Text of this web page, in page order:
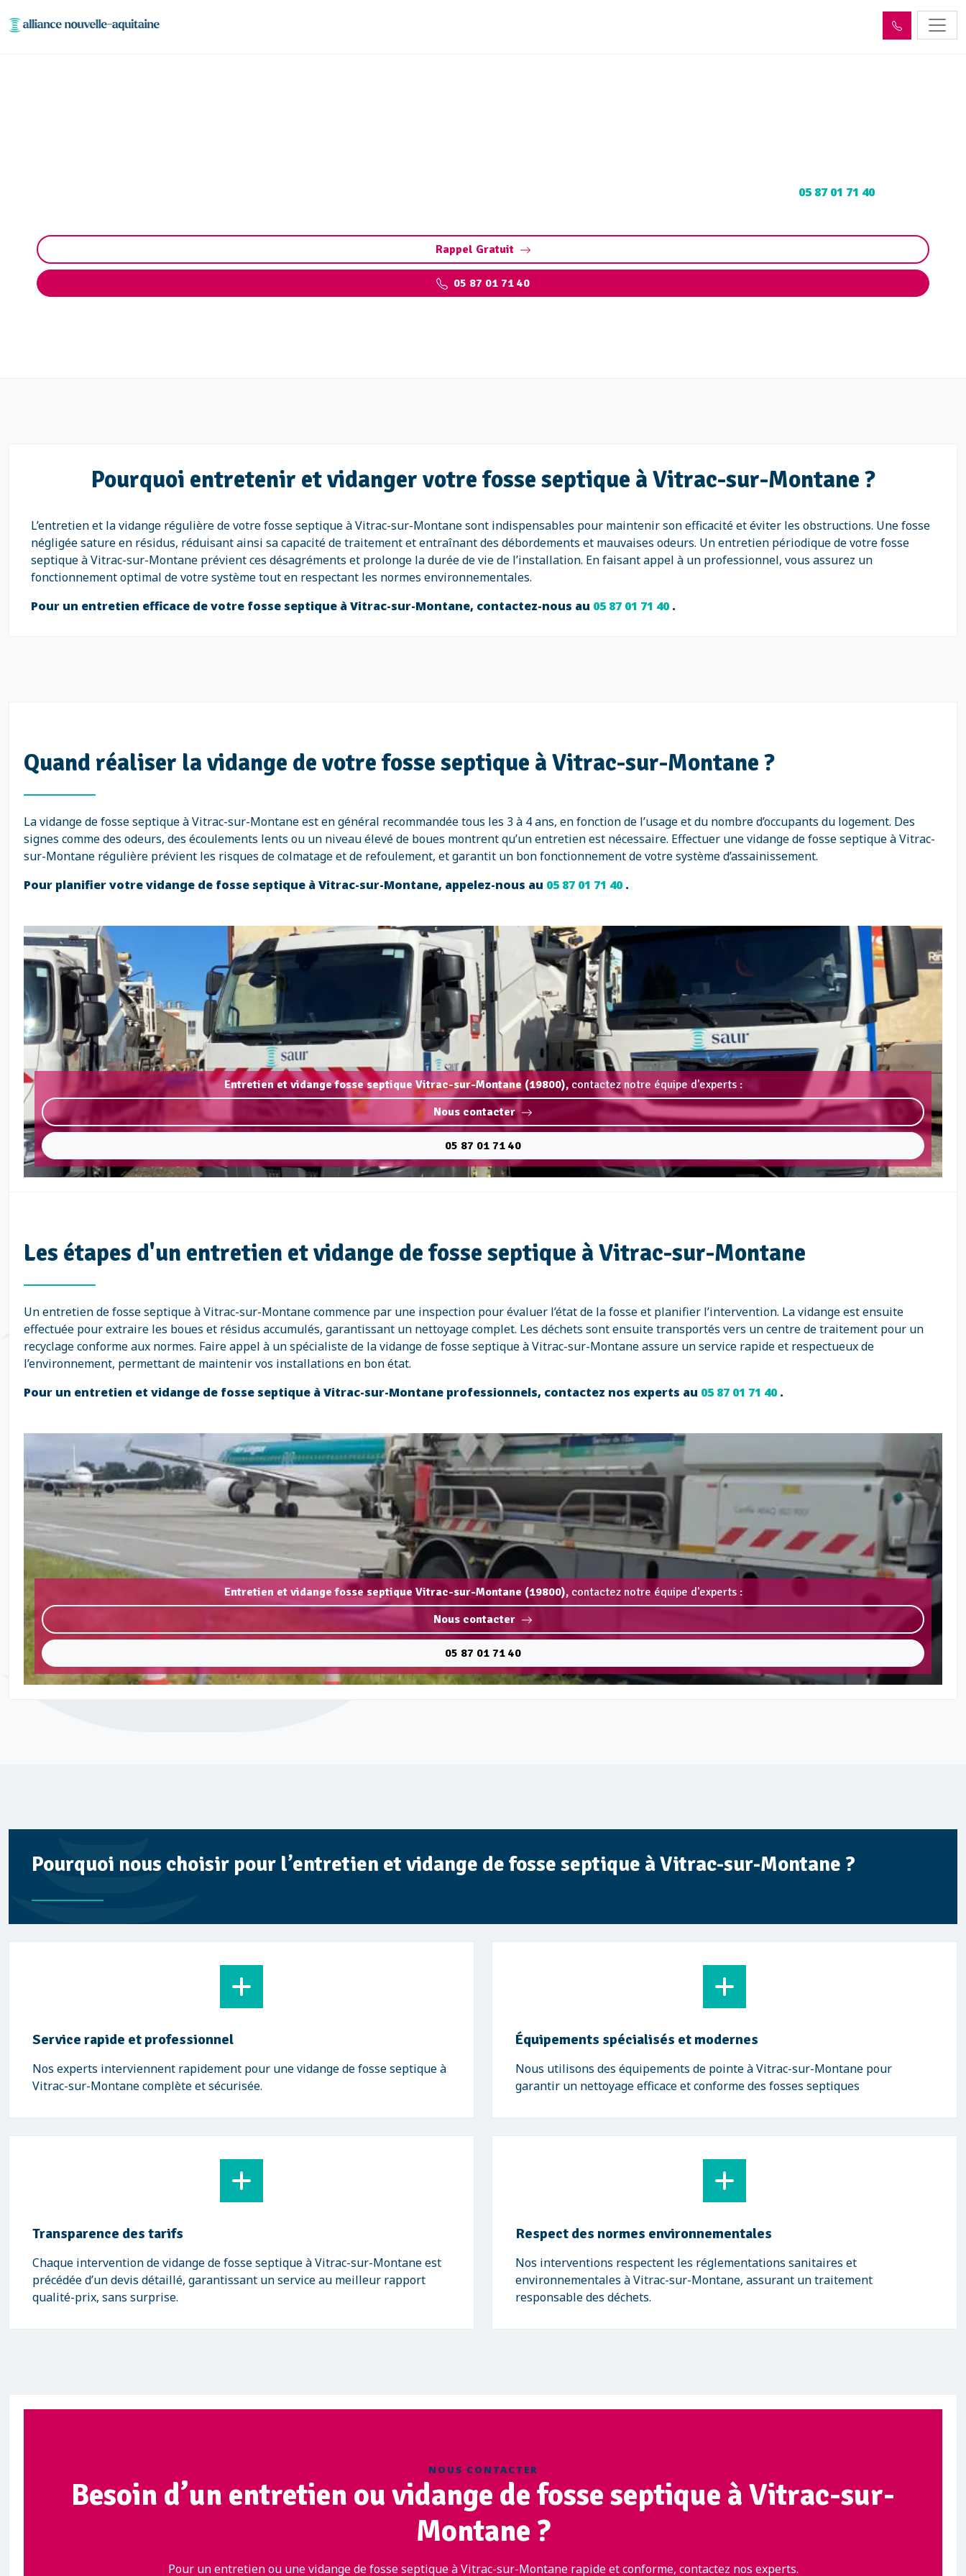
05 87 01 71 40
Rappel Gratuit
05 87 01 71 40
Pourquoi entretenir et vidanger votre fosse septique à Vitrac-sur-Montane ?
L’entretien et la vidange régulière de votre fosse septique à Vitrac-sur-Montane sont indispensables pour maintenir son efficacité et éviter les obstructions. Une fosse
négligée sature en résidus, réduisant ainsi sa capacité de traitement et entraînant des débordements et mauvaises odeurs. Un entretien périodique de votre fosse
septique à Vitrac-sur-Montane prévient ces désagréments et prolonge la durée de vie de l’installation. En faisant appel à un professionnel, vous assurez un
fonctionnement optimal de votre système tout en respectant les normes environnementales.
Pour un entretien efficace de votre fosse septique à Vitrac-sur-Montane, contactez-nous au 05 87 01 71 40.
Quand réaliser la vidange de votre fosse septique à Vitrac-sur-Montane ?
La vidange de fosse septique à Vitrac-sur-Montane est en général recommandée tous les 3 à 4 ans, en fonction de l’usage et du nombre d’occupants du logement. Des
signes comme des odeurs, des écoulements lents ou un niveau élevé de boues montrent qu’un entretien est nécessaire. Effectuer une vidange de fosse septique à Vitrac-
sur-Montane régulière prévient les risques de colmatage et de refoulement, et garantit un bon fonctionnement de votre système d’assainissement.
Pour planifier votre vidange de fosse septique à Vitrac-sur-Montane, appelez-nous au 05 87 01 71 40.
Entretien et vidange fosse septique Vitrac-sur-Montane (19800), contactez notre équipe d'experts :
Nous contacter
05 87 01 71 40
Les étapes d'un entretien et vidange de fosse septique à Vitrac-sur-Montane
Un entretien de fosse septique à Vitrac-sur-Montane commence par une inspection pour évaluer l’état de la fosse et planifier l’intervention. La vidange est ensuite
effectuée pour extraire les boues et résidus accumulés, garantissant un nettoyage complet. Les déchets sont ensuite transportés vers un centre de traitement pour un
recyclage conforme aux normes. Faire appel à un spécialiste de la vidange de fosse septique à Vitrac-sur-Montane assure un service rapide et respectueux de
l’environnement, permettant de maintenir vos installations en bon état.
Pour un entretien et vidange de fosse septique à Vitrac-sur-Montane professionnels, contactez nos experts au 05 87 01 71 40.
Entretien et vidange fosse septique Vitrac-sur-Montane (19800), contactez notre équipe d'experts :
Nous contacter
05 87 01 71 40
Pourquoi nous choisir pour l’entretien et vidange de fosse septique à Vitrac-sur-Montane ?
Service rapide et professionnel
Nos experts interviennent rapidement pour une vidange de fosse septique à
Vitrac-sur-Montane complète et sécurisée.
Équipements spécialisés et modernes
Nous utilisons des équipements de pointe à Vitrac-sur-Montane pour
garantir un nettoyage efficace et conforme des fosses septiques
Transparence des tarifs
Chaque intervention de vidange de fosse septique à Vitrac-sur-Montane est
précédée d’un devis détaillé, garantissant un service au meilleur rapport
qualité-prix, sans surprise.
Respect des normes environnementales
Nos interventions respectent les réglementations sanitaires et
environnementales à Vitrac-sur-Montane, assurant un traitement
responsable des déchets.
NOUS CONTACTER
Besoin d’un entretien ou vidange de fosse septique à Vitrac-sur-
Montane ?
Pour un entretien ou une vidange de fosse septique à Vitrac-sur-Montane rapide et conforme, contactez nos experts.